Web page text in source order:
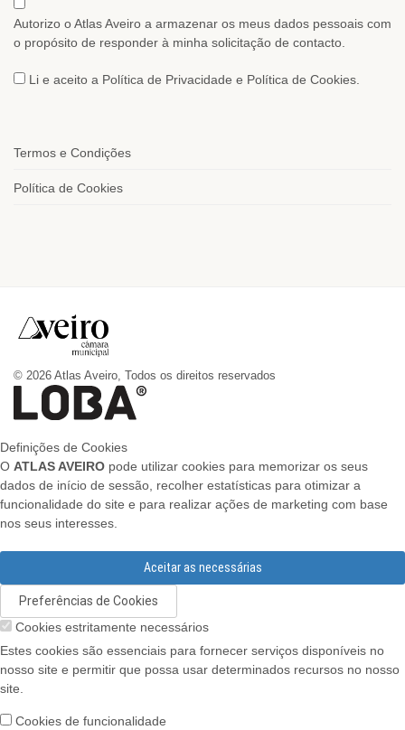
Autorizo o Atlas Aveiro a armazenar os meus dados pessoais com
o propósito de responder à minha solicitação de contacto.
Li e aceito a Política de Privacidade e Política de Cookies.
Termos e Condições
Política de Cookies
© 2026 Atlas Aveiro, Todos os direitos reservados
Definições de Cookies
O ATLAS AVEIRO pode utilizar cookies para memorizar os seus
dados de início de sessão, recolher estatísticas para otimizar a
funcionalidade do site e para realizar ações de marketing com base
nos seus interesses.
Aceitar as necessárias
Preferências de Cookies
Cookies estritamente necessários
Estes cookies são essenciais para fornecer serviços disponíveis no
nosso site e permitir que possa usar determinados recursos no nosso
site.
Cookies de funcionalidade